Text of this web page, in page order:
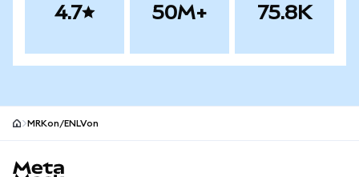
4.7 50M+ 75.8K
MRKon/ENLVon